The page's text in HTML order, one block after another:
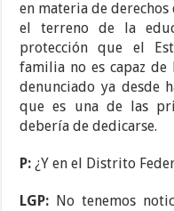
en materia de
el terreno de la
protección que el
familia no es capaz de
denunciado ya desde
que es una de las
debería de dedicarse.
P: ¿Y en el Distrito
LGP: No tenemos